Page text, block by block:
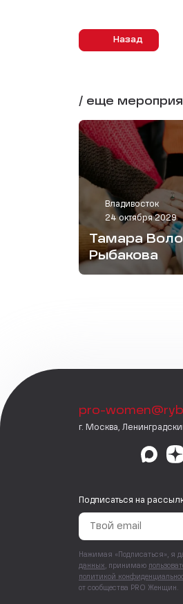
Назад
/ еще
Владивосток
24 октября 2029
Тамара
Рыбакова
pro-
г. Москва,
Подписаться на
Нажимая «Подписаться», я
данных , принимаю
политикой
от сообщества PRO Женщин.